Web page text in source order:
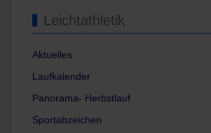
Leichtathletik
Aktuelles
Laufkalender
Panorama- Herbstlauf
Sportabzeichen